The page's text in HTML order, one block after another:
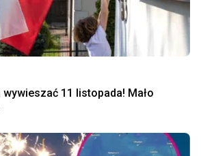
11 listopada! Mało